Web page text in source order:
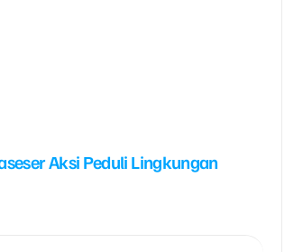
Aksi Peduli Lingkungan